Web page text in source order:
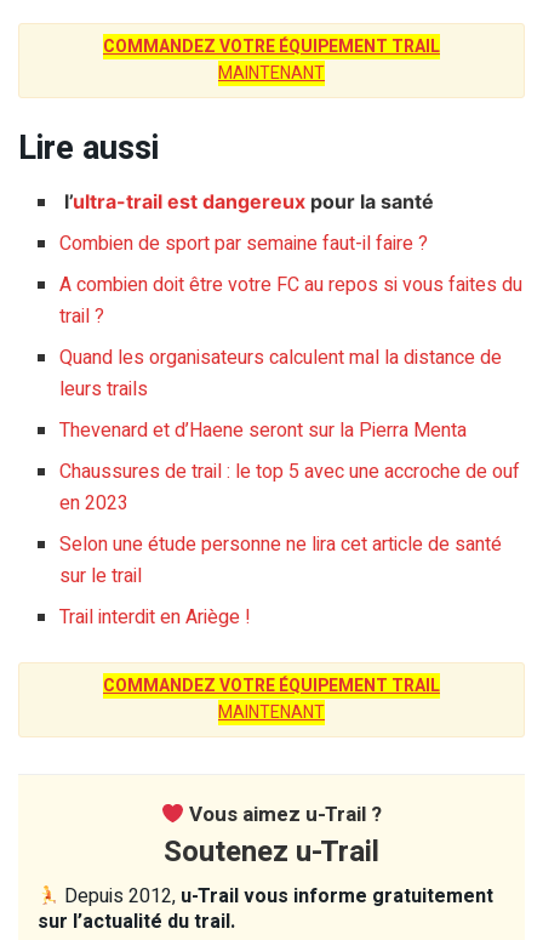
COMMANDEZ VOTRE ÉQUIPEMENT TRAIL
MAINTENANT
Lire aussi
l’ultra-trail est dangereux pour la santé
Combien de sport par semaine faut-il faire ?
A combien doit être votre FC au repos si vous faites du
trail ?
Quand les organisateurs calculent mal la distance de
leurs trails
Thevenard et d’Haene seront sur la Pierra Menta
Chaussures de trail : le top 5 avec une accroche de ouf
en 2023
Selon une étude personne ne lira cet article de santé
sur le trail
Trail interdit en Ariège !
COMMANDEZ VOTRE ÉQUIPEMENT TRAIL
MAINTENANT
Vous aimez u-Trail ?
Soutenez u-Trail
Depuis 2012, u-Trail vous informe gratuitement
sur l’actualité du trail.